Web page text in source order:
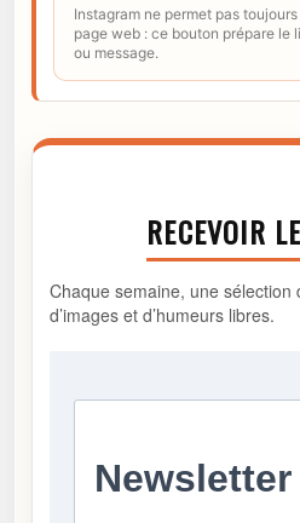
Instagram ne permet pas
page web : ce bouton prépare le
ou message.
RECEVOIR
Chaque semaine, une sélection
d’images et d’humeurs libres.